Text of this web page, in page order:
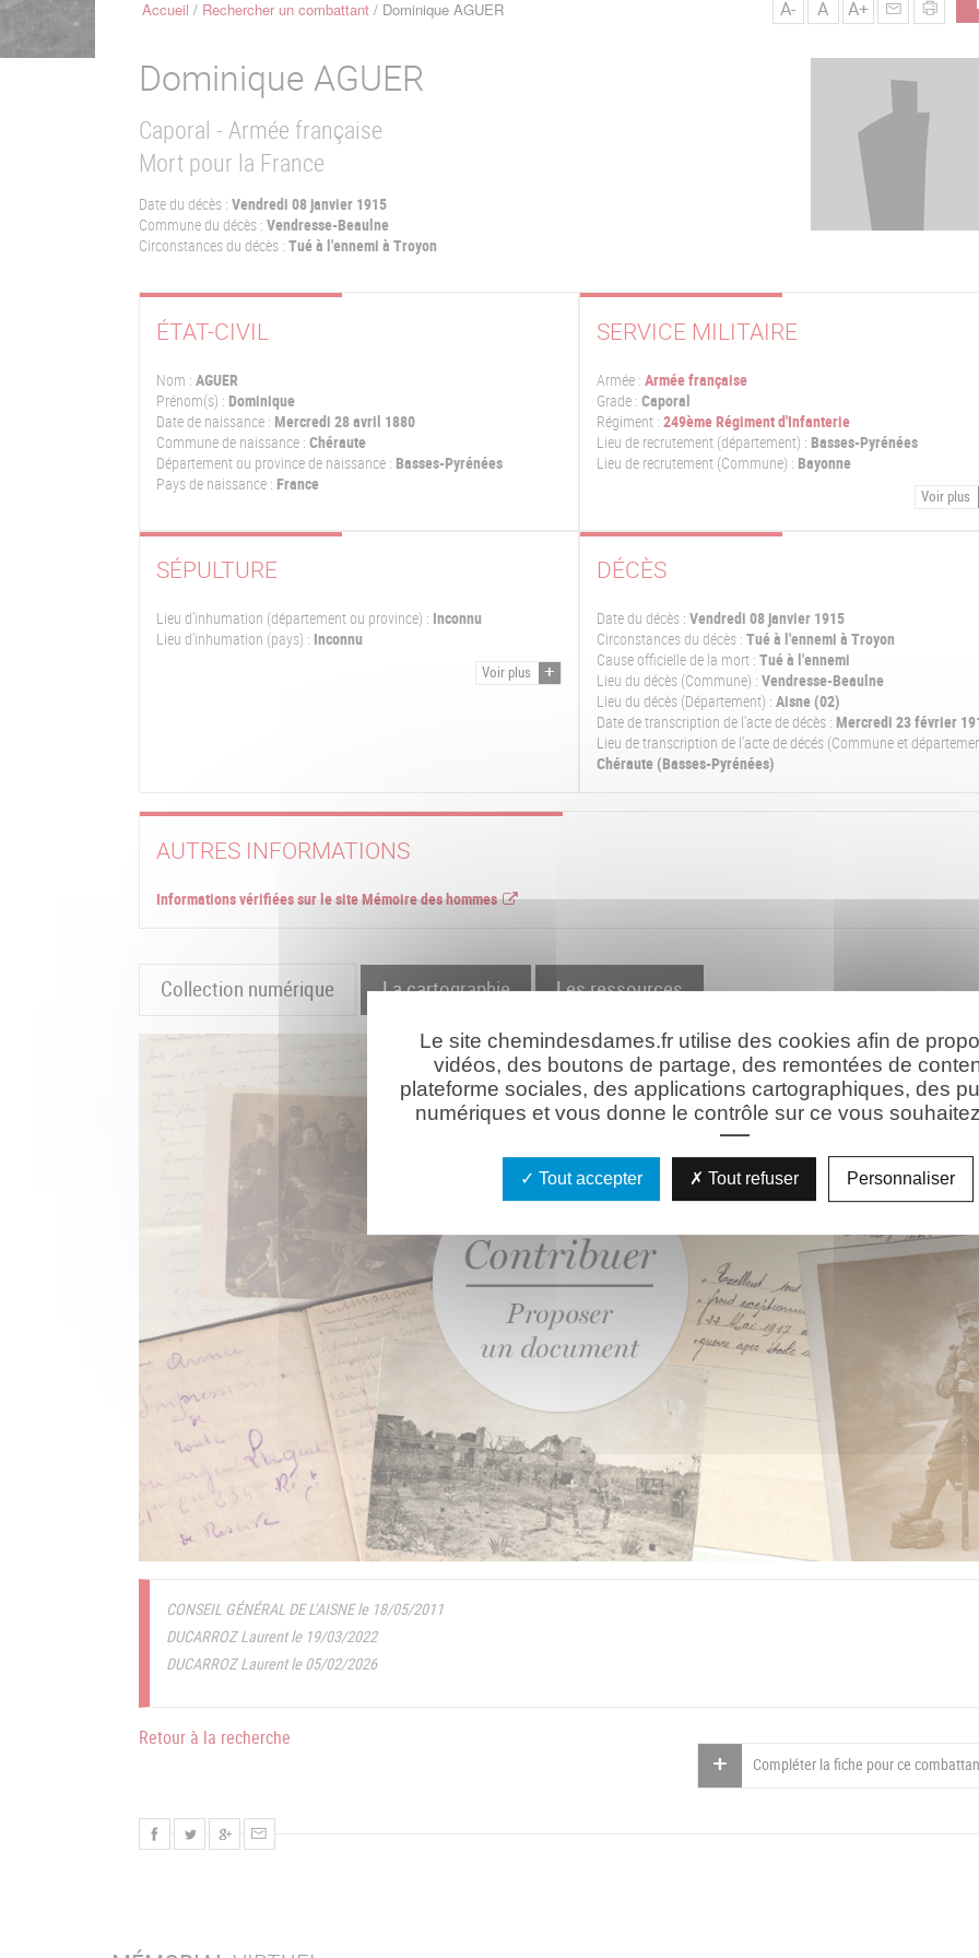
FilAccueil Rechercher un combattant Dominique AGUER A- A A+
Dominique AGUER
Caporal - Armée française
Mort pour la France
Date du décès : Vendredi 08 janvier 1915
Commune du décès : Vendresse-Beaulne
Circonstances du décès : Tué à l'ennemi à Troyon
ÉTAT-CIVIL
Nom : AGUER
Prénom(s) : Dominique
Date de naissance : Mercredi 28 avril 1880
Commune de naissance : Chéraute
Département ou province de naissance : Basses-Pyrénées
Pays de naissance : France
SERVICE MILITAIRE
Armée : Armée française
Grade : Caporal
Régiment : 249ème Régiment d'Infanterie
Lieu de recrutement (département) : Basses-Pyrénées
Lieu de recrutement (Commune) : Bayonne
Voir plus
SÉPULTURE
Lieu d'inhumation (département ou province) : Inconnu
Lieu d'inhumation (pays) : Inconnu
Voir plus
DÉCÈS
Date du décès : Vendredi 08 janvier 1915
Circonstances du décès : Tué à l'ennemi à Troyon
Cause officielle de la mort : Tué à l'ennemi
Lieu du décès (Commune) : Vendresse-Beaulne
Lieu du décès (Département) : Aisne (02)
Date de transcription de l'acte de décès : Mercredi 23 février
Lieu de transcription de l'acte de décés (Commune et
Chéraute (Basses-Pyrénées)
AUTRES INFORMATIONS
Informations vérifiées sur le site Mémoire des hommes
Collection numérique La cartographie Les ressources
CONSEIL GÉNÉRAL DE L'AISNE le 18/05/2011
DUCARROZ Laurent le 19/03/2022
DUCARROZ Laurent le 05/02/2026
Compléter la fiche pour ce
Retour à la recherche
Le site chemindesdames.fr utilise des cookies afin de
vidéos, des boutons de partage, des remontées de
plateforme sociales, des applications cartographiques, des
numériques et vous donne le contrôle sur ce vous
Tout accepter Tout refuser Personnaliser